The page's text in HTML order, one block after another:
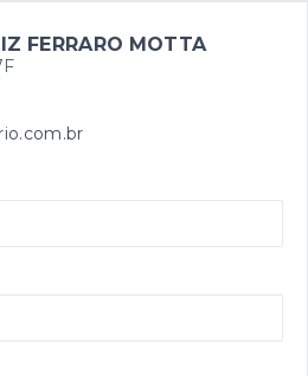
FERRARO MOTTA